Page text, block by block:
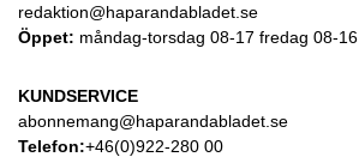
redaktion@haparandabladet.se
Öppet: måndag-torsdag 08-17 fredag 08-16
KUNDSERVICE
abonnemang@haparandabladet.se
Telefon:+46(0)922-280 00